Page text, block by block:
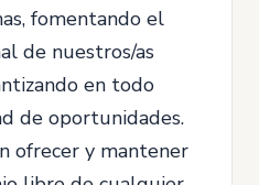
fomentando el
de nuestros/as
en todo
de oportunidades.
ofrecer y mantener